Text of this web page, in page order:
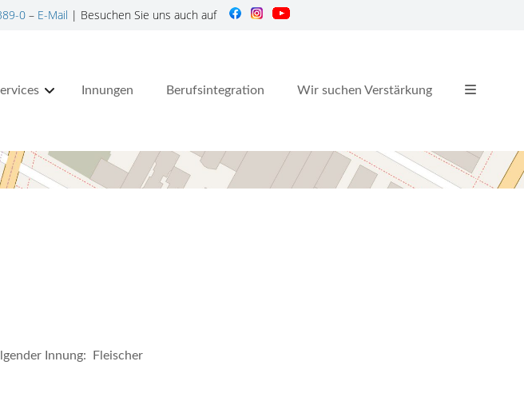
0– E-Mail | Besuchen Sie uns auch auf
Innungen Berufsintegration Wir suchen Verstärkung
Innung: Fleischer